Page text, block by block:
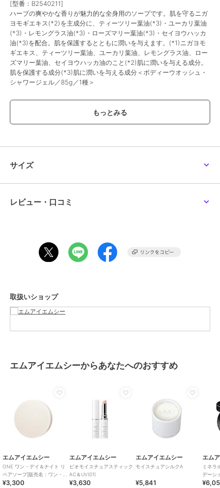
[型番：B2540211]
ハーブの爽やかな香りが魅力的な全身用のソープです。肌を守るニガ
ヨモギエキス(*2)を主成分に、ティーツリー葉油(*3)・ユーカリ葉油
(*3)・レモングラス油(*3)・ローズマリー葉油(*3)・セイヨウハッカ
油(*3)を配合。肌を保護するとともに潤いを与えます。(*1)ニガヨモ
ギエキス、ティーツリー葉油、ユーカリ葉油、レモングラス油、ロー
ズマリー葉油、セイヨウハッカ油のこと(*2)肌に潤いを与える成分。
肌を保護する成分(*3)肌に潤いを与える成分＜ボディーウオッシュ・
シャワージェル／85g／1種＞
ショップ エムアイエムシー
商品カテゴリ
性別タイプ
レディース
-
商品のお取り扱い方法
サイズ
レビュー・口コミ
取扱いショップ
エムアイエムシーからあなたへのおすすめ
エムアイエムシー
ONE ワン・デイ＆ナイト リ
ペアソープ[販売名：ワン・デ
イ＆ナイト リペ
¥3,300
エムアイエムシー
ビオモイスチュアスティック
AC＆UV(01)
¥3,630
エムアイエムシー
モイスチュアシルクA
¥5,841
エム
ミネラ
デーシ